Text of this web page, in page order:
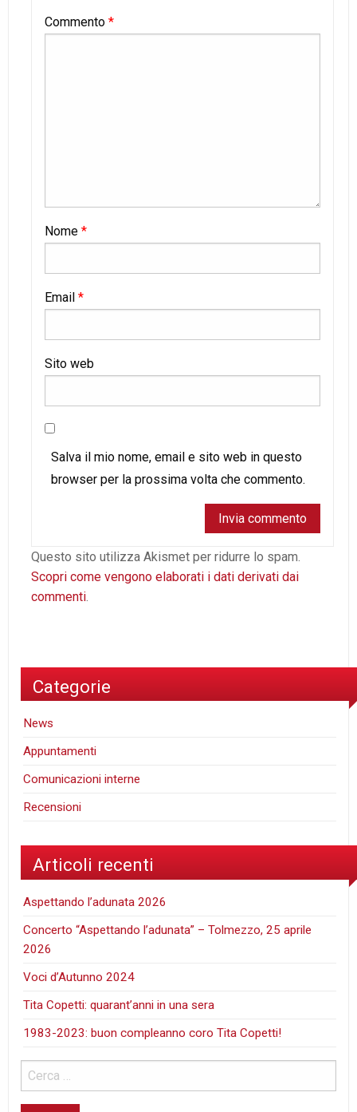
Commento *
Nome *
Email *
Sito web
Salva il mio nome, email e sito web in questo
browser per la prossima volta che commento.
Questo sito utilizza Akismet per ridurre lo spam.
Scopri come vengono elaborati i dati derivati dai
commenti.
Categorie
News
Appuntamenti
Comunicazioni interne
Recensioni
Articoli recenti
Aspettando l’adunata 2026
Concerto “Aspettando l’adunata” – Tolmezzo, 25 aprile
2026
Voci d’Autunno 2024
Tita Copetti: quarant’anni in una sera
1983-2023: buon compleanno coro Tita Copetti!